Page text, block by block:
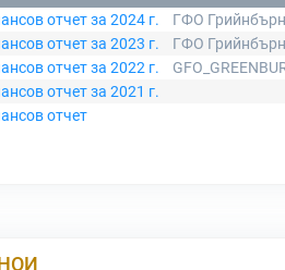
отчет за 2024 г.
ГФО
отчет за 2023 г.
ГФО
отчет за 2022 г.
отчет за 2021 г.
отчет